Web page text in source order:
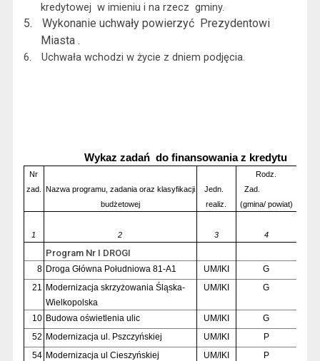
kredytowej w imieniu i na rzecz gminy.
5. Wykonanie uchwały powierzyć Prezydentowi
Miasta .
6. Uchwała wchodzi w życie z dniem podjęcia.
Wykaz zadań do finansowania z kredytu
Nr
zad.
Nazwa programu, zadania oraz klasyfikacji
budżetowej
Jedn.
realiz.
Rodz.
Zad.
(gmina/ powiat)
1 2 3 4
Program Nr I DROGI
8 Droga Główna Południowa 81-A1 UM/IKI
G
21 Modernizacja skrzyżowania Śląska-
Wielkopolska
UM/IKI G
10 Budowa oświetlenia ulic UM/IKI
G
52 Modernizacja ul. Pszczyńskiej UM/IKI
P
54 Modernizacja ul Cieszyńskiej UM/IKI
P